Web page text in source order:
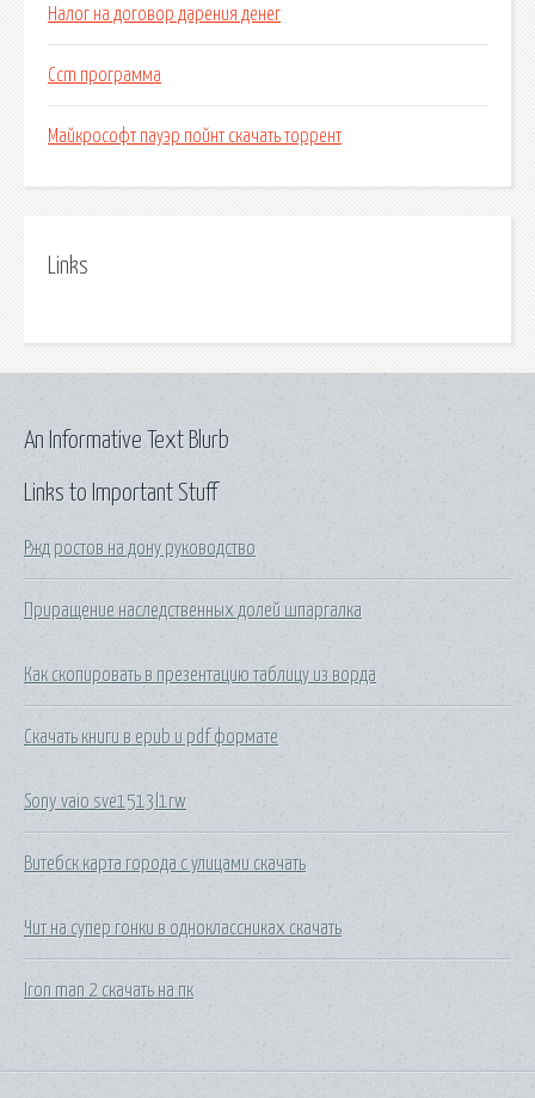
Налог на договор дарения денег
Ccm программа
Майкрософт пауэр пойнт скачать торрент
Links
Links to Important Stuff
Ржд ростов на дону руководство
Приращение наследственных долей шпаргалка
Как скопировать в презентацию таблицу из ворда
Скачать книги в epub и pdf формате
Sony vaio sve1513l1rw
Витебск карта города с улицами скачать
Чит на супер гонки в одноклассниках скачать
Iron man 2 скачать на пк
An Informative Text Blurb